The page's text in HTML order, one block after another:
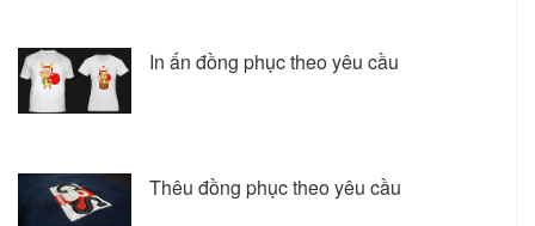
In ấn đồng phục theo yêu cầu
Thêu đồng phục theo yêu cầu